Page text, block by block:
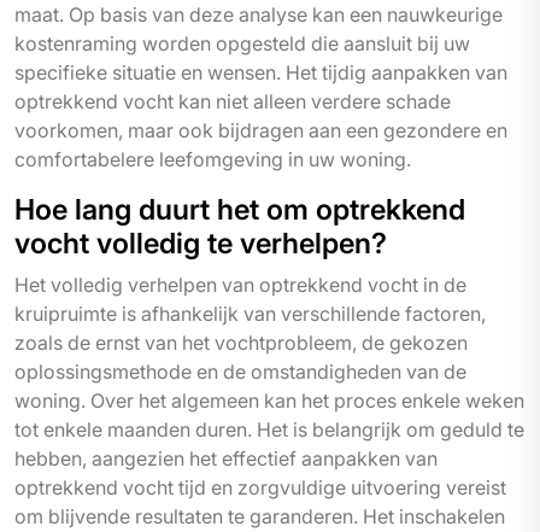
maat. Op basis van deze analyse kan een nauwkeurige
kostenraming worden opgesteld die aansluit bij uw
specifieke situatie en wensen. Het tijdig aanpakken van
optrekkend vocht kan niet alleen verdere schade
voorkomen, maar ook bijdragen aan een gezondere en
comfortabelere leefomgeving in uw woning.
Hoe lang duurt het om optrekkend
vocht volledig te verhelpen?
Het volledig verhelpen van optrekkend vocht in de
kruipruimte is afhankelijk van verschillende factoren,
zoals de ernst van het vochtprobleem, de gekozen
oplossingsmethode en de omstandigheden van de
woning. Over het algemeen kan het proces enkele weken
tot enkele maanden duren. Het is belangrijk om geduld te
hebben, aangezien het effectief aanpakken van
optrekkend vocht tijd en zorgvuldige uitvoering vereist
om blijvende resultaten te garanderen. Het inschakelen